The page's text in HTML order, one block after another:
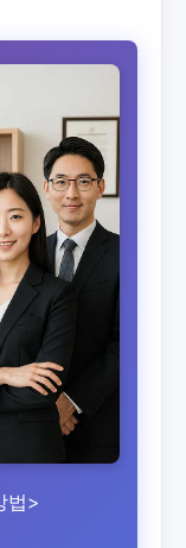
법>